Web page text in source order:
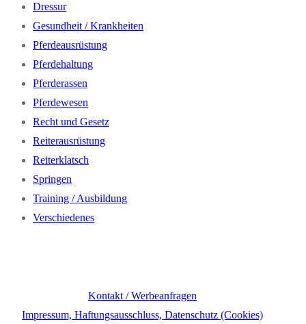
Dressur
Gesundheit / Krankheiten
Pferdeausrüstung
Pferdehaltung
Pferderassen
Pferdewesen
Recht und Gesetz
Reiterausrüstung
Reiterklatsch
Springen
Training / Ausbildung
Verschiedenes
Kontakt / Werbeanfragen
Impressum, Haftungsausschluss, Datenschutz (Cookies)